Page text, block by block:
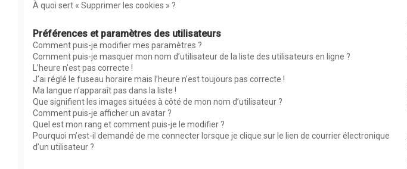
À quoi sert « Supprimer les cookies » ?
Préférences et paramètres des utilisateurs
Comment puis-je modifier mes paramètres ?
Comment puis-je masquer mon nom d’utilisateur de la liste des utilisateurs en ligne ?
L’heure n’est pas correcte !
J’ai réglé le fuseau horaire mais l’heure n’est toujours pas correcte !
Ma langue n’apparaît pas dans la liste !
Que signifient les images situées à côté de mon nom d’utilisateur ?
Comment puis-je afficher un avatar ?
Quel est mon rang et comment puis-je le modifier ?
Pourquoi m’est-il demandé de me connecter lorsque je clique sur le lien de courrier électronique
d’un utilisateur ?